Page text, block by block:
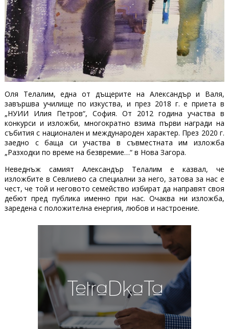
Оля Телалим, една от дъщерите на Александър и Валя,
завършва училище по изкуства, и през 2018 г. е приета в
„НУИИ Илия Петров“, София. От 2012 година участва в
конкурси и изложби, многократно взима първи награди на
събития с национален и международен характер. През 2020 г.
заедно с баща си участва в съвместната им изложба
„Разходки по време на безвремие…“ в Нова Загора.
Неведнъж самият Александър Телалим е казвал, че
изложбите в Севлиево са специални за него, затова за нас е
чест, че той и неговото семейство избират да направят своя
дебют пред публика именно при нас. Очаква ни изложба,
заредена с положителна енергия, любов и настроение.